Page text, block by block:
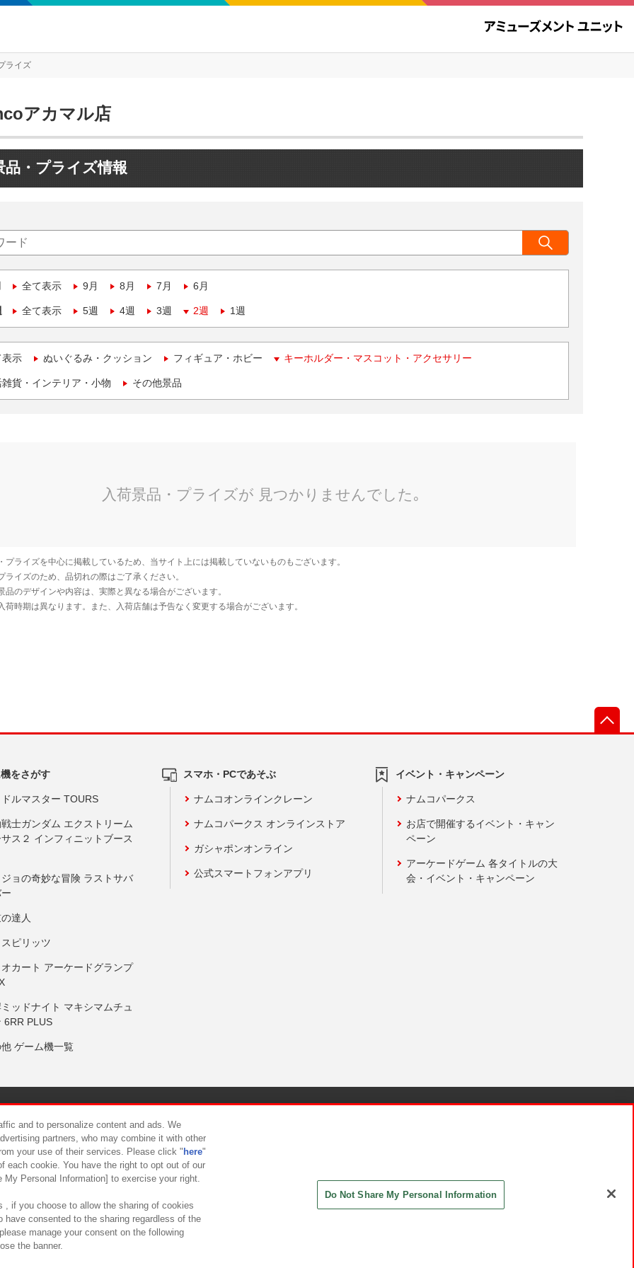
ライズ
アカマル店
品・プライズ情報
全て表示 9月 8月 7月 6月
全て表示 5週 4週 3週 2週 1週
表示 ぬいぐるみ・クッション フィギュア・ホビー キーホルダー・マスコット・アクセサリー
貨・インテリア・小物 その他景品
をさがす
ルマスター TOURS
士ガンダム エクストリーム
ス２ インフィニットブース
ョの奇妙な冒険 ラストサバ
達人
ピリッツ
カート アーケードグランプ
ッドナイト マキシマムチュ
6RR PLUS
ゲーム機一覧
スマホ・PCであそぶ
ナムコオンラインクレーン
ナムコパークス オンラインストア
ガシャポンオンライン
公式スマートフォンアプリ
イベント・キャンペーン
ナムコパークス
お店で開催するイベント・キャン
ペーン
アーケードゲーム 各タイトルの大
会・イベント・キャンペーン
について カスタマーハラスメント対応方針
and to personalize content and ads. We
partners, who may combine it with other
your use of their services. Please click " here"
each cookie. You have the right to opt out of our
Personal Information] to exercise your right.
, if you choose to allow the sharing of cookies
have consented to the sharing regardless of the
manage your consent on the following
the banner.
Do Not Share My Personal Information